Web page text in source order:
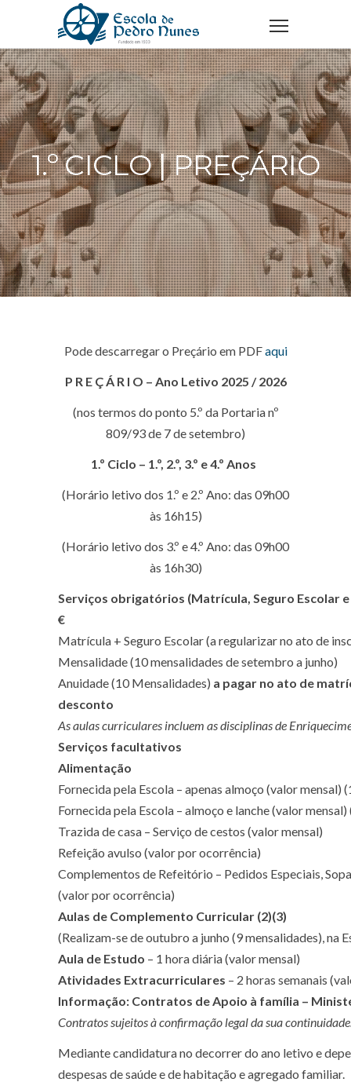
1.º CICLO | PREÇÁRIO
Pode descarregar o Preçário em PDFaqui
P R E Ç Á R I O – Ano Letivo 2025 / 2026
(nos termos do ponto 5.º da Portaria nº
809/93 de 7 de setembro)
1.º Ciclo – 1.º, 2.º, 3.º e 4.º Anos
(Horário letivo dos 1.º e 2.º Ano: das 09h00
às 16h15)
(Horário letivo dos 3.º e 4.º Ano: das 09h00
às 16h30)
Serviços obrigatórios (Matrícula, Seguro Escolar
€
Matrícula + Seguro Escolar (a regularizar no ato de
Mensalidade (10 mensalidades de setembro a junho)
Anuidade (10 Mensalidades) a pagar no ato de
desconto
As aulas curriculares incluem as disciplinas de
Serviços facultativos
Alimentação
Fornecida pela Escola – apenas almoço (valor mensal)
Fornecida pela Escola – almoço e lanche (valor mensal)
Trazida de casa – Serviço de cestos (valor mensal)
Refeição avulso (valor por ocorrência)
Complementos de Refeitório – Pedidos Especiais,
(valor por ocorrência)
Aulas de Complemento Curricular (2)(3)
(Realizam-se de outubro a junho (9 mensalidades), na
Aula de Estudo – 1 hora diária (valor mensal)
Atividades Extracurriculares – 2 horas semanais
Informação: Contratos de Apoio à família –
Contratos sujeitos à confirmação legal da sua
Mediante candidatura no decorrer do ano letivo e
despesas de saúde e de habitação e agregado familiar.